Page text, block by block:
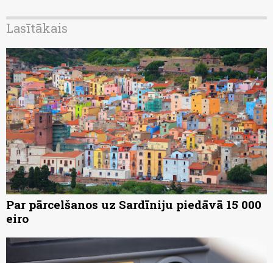
Lasītākais
Par pārcelšanos uz Sardīniju piedāvā 15 000
eiro